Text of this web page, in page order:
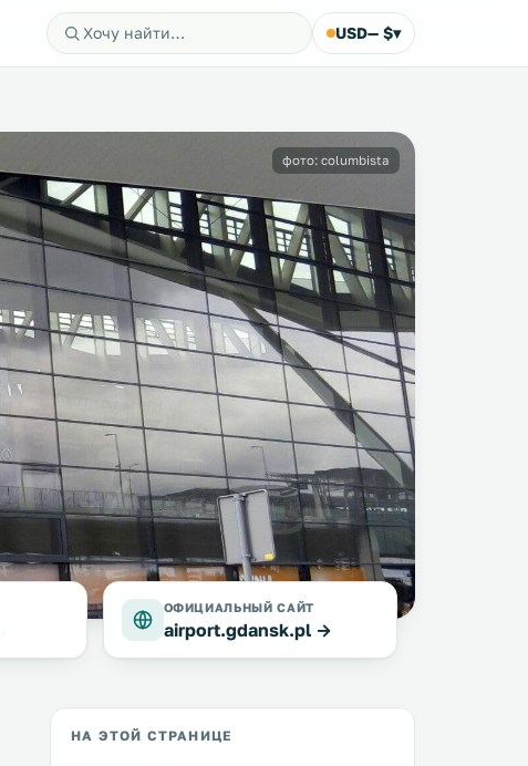
USD— $▾
фото: columbista
ОФИЦИАЛЬНЫЙ САЙТ
airport.gdansk.pl →
НА ЭТОЙ СТРАНИЦЕ